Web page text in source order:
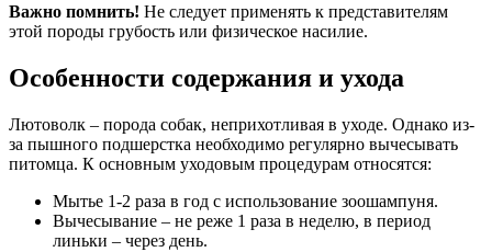
Важно помнить! Не следует применять к представителям
этой породы грубость или физическое насилие.
Особенности содержания и ухода
Лютоволк – порода собак, неприхотливая в уходе. Однако из-
за пышного подшерстка необходимо регулярно вычесывать
питомца. К основным уходовым процедурам относятся:
Мытье 1-2 раза в год с использование зоошампуня.
Вычесывание – не реже 1 раза в неделю, в период
линьки – через день.